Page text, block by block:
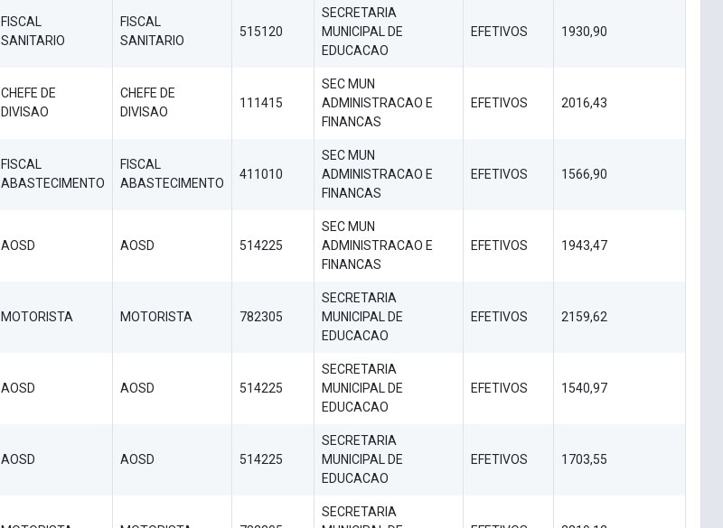
FISCAL
SANITARIO
FISCAL
SANITARIO
515120
SECRETARIA
MUNICIPAL DE
EDUCACAO
EFETIVOS 1930,90
CHEFE DE
DIVISAO
CHEFE DE
DIVISAO
111415
SEC MUN
ADMINISTRACAO E
FINANCAS
EFETIVOS 2016,43
FISCAL
ABASTECIMENTO
FISCAL
ABASTECIMENTO
411010
SEC MUN
ADMINISTRACAO E
FINANCAS
EFETIVOS 1566,90
AOSD AOSD 514225
SEC MUN
ADMINISTRACAO E
FINANCAS
EFETIVOS 1943,47
MOTORISTA MOTORISTA 782305
SECRETARIA
MUNICIPAL DE
EDUCACAO
EFETIVOS 2159,62
AOSD AOSD 514225
SECRETARIA
MUNICIPAL DE
EDUCACAO
EFETIVOS 1540,97
AOSD AOSD 514225
SECRETARIA
MUNICIPAL DE
EDUCACAO
EFETIVOS 1703,55
SECRETARIA